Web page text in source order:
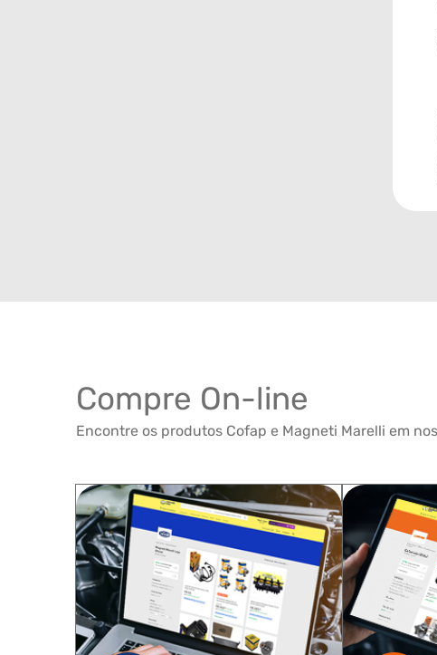
Compre On-line
Encontre os produtos Cofap e Magneti Marelli em